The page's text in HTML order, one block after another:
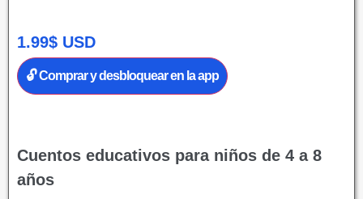
1.99$ USD
🔓 Comprar y desbloquear en la app
Cuentos educativos para niños de 4 a 8
años